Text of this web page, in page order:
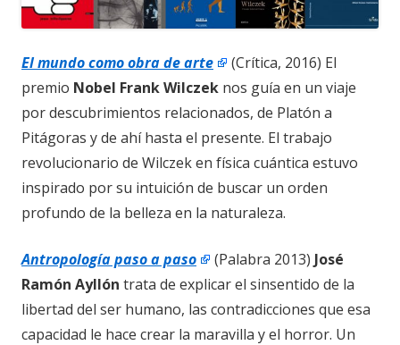
El mundo como obra de arte
(Crítica, 2016) El
premio Nobel Frank Wilczek nos guía en un viaje
por descubrimientos relacionados, de Platón a
Pitágoras y de ahí hasta el presente. El trabajo
revolucionario de Wilczek en física cuántica estuvo
inspirado por su intuición de buscar un orden
profundo de la belleza en la naturaleza.
Antropología paso a paso (Palabra 2013) José
Ramón Ayllón trata de explicar el sinsentido de la
libertad del ser humano, las contradicciones que esa
capacidad le hace crear la maravilla y el horror. Un